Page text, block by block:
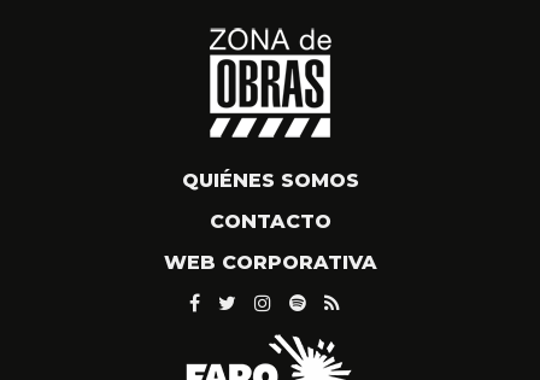
QUIÉNES SOMOS
CONTACTO
WEB CORPORATIVA